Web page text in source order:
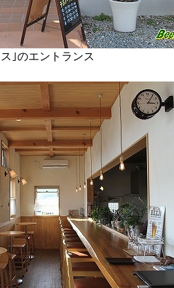
｣のエントランス